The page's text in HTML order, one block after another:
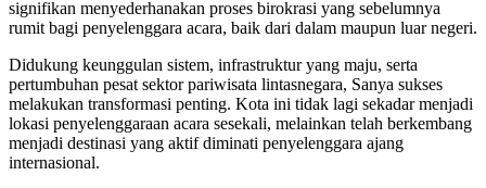
signifikan menyederhanakan proses birokrasi yang sebelumnya
rumit bagi penyelenggara acara, baik dari dalam maupun luar negeri.
Didukung keunggulan sistem, infrastruktur yang maju, serta
pertumbuhan pesat sektor pariwisata lintasnegara, Sanya sukses
melakukan transformasi penting. Kota ini tidak lagi sekadar menjadi
lokasi penyelenggaraan acara sesekali, melainkan telah berkembang
menjadi destinasi yang aktif diminati penyelenggara ajang
internasional.